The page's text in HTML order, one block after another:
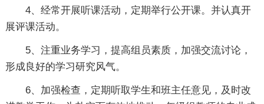
4、经常开展听课活动，定期举行公开课。并认真开
展评课活动。
5、注重业务学习，提高组员素质，加强交流讨论，
形成良好的学习研究风气。
6、加强检查，定期听取学生和班主任意见，及时改